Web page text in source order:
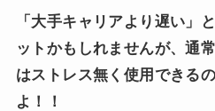
「大手キャリアより遅い」
ットかもしれませんが、通
はストレス無く使用できる
よ！！